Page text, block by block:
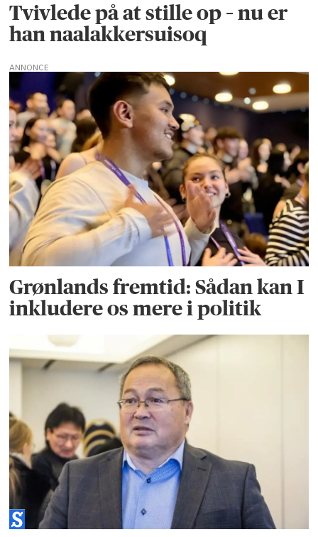
Tvivlede på at stille op – nu er
han naalakkersuisoq
ANNONCE
Grønlands fremtid: Sådan kan I
inkludere os mere i politik